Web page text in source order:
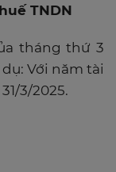
TNDN
tháng thứ 3
Với năm tài
3/2025.